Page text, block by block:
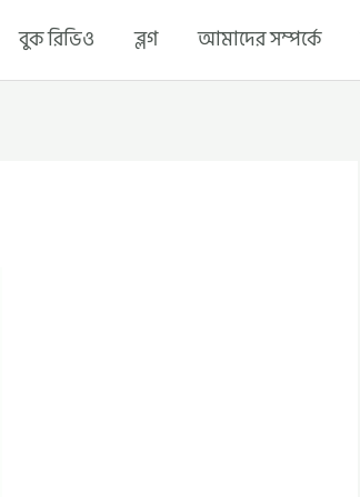
বুক রিভিও ব্লগ আমাদের সম্পর্কে